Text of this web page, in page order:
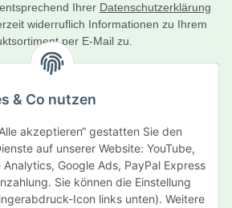
& Co nutzen
akzeptieren“ gestatten Sie den
auf unserer Website: YouTube,
Google Ads, PayPal Express
Sie können die Einstellung
Icon links unten). Weitere
Ihrer Datenschutzerklärung
widerruflich Informationen zu Ihrem
per E-Mail zu.